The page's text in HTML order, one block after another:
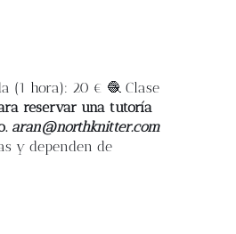
(1 hora): 20 € 🧶 Clase
reservar una tutoría
aran@northknitter.com
y dependen de